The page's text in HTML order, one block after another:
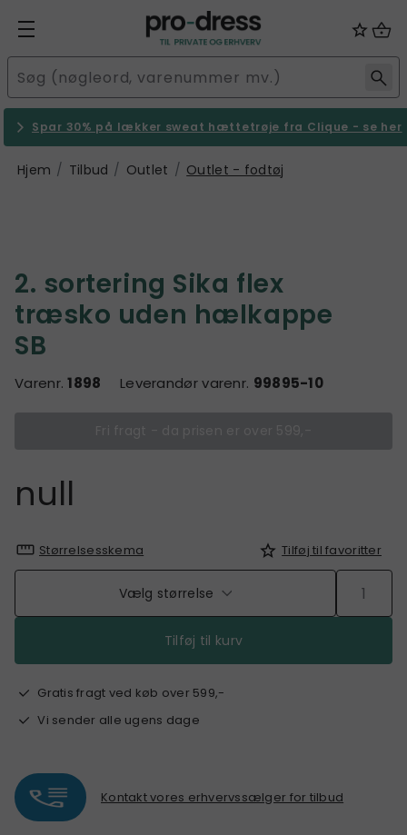
Spar 30% på lækker sweat hættetrøje fra Clique - se her
Hjem Tilbud Outlet Outlet - fodtøj
2. sortering Sika flex
træsko uden hælkappe
SB
Varenr.1898 Leverandør varenr. 99895-10
null
Størrelsesskema Tilføj til favoritter
Vælg størrelse
Tilføj til kurv
Gratis fragt ved køb over 599,-
Vi sender alle ugens dage
Kontakt vores erhvervssælger for tilbud